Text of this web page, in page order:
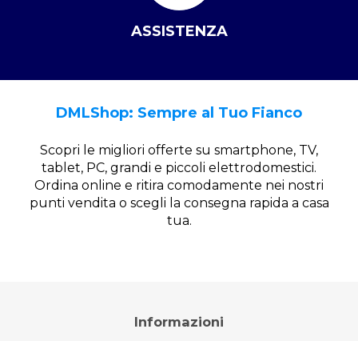
ASSISTENZA
DMLShop: Sempre al Tuo Fianco
Scopri le migliori offerte su smartphone, TV,
tablet, PC, grandi e piccoli elettrodomestici.
Ordina online e ritira comodamente nei nostri
punti vendita o scegli la consegna rapida a casa
tua.
Informazioni